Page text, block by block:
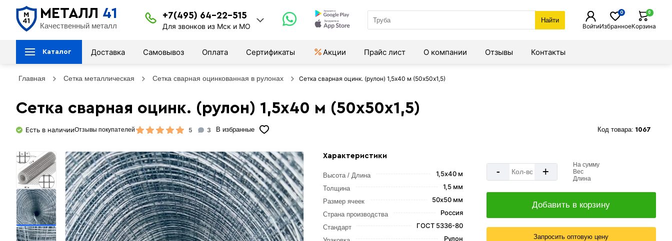
МЕТАЛЛ 41
Качественный металл
+7(495) 64-22-515
Для звонков из Мск и МО
Найти
ВойтиИзбранное
0
Корзина
0
Каталог Доставка Самовывоз Оплата Сертификаты Акции Прайс лист О компании Отзывы Контакты
Главная Сетка металлическая Сетка сварная оцинкованная в рулонах Сетка сварная оцинк. (рулон) 1,5х40 м (50х50х1,5)
Сетка сварная оцинк. (рулон) 1,5х40 м (50х50х1,5)
Есть в наличииОтзывы покупателей 5 3 В избранные Код товара: 1067
Характеристики
Высота / Длина 1,5х40 м
Толщина 1,5 мм
Размер ячеек 50х50 мм
Страна производства Россия
Стандарт ГОСТ 5336-80
Рулон
- +
На сумму
Вес
Длина
Добавить в корзину
Запросить оптовую цену